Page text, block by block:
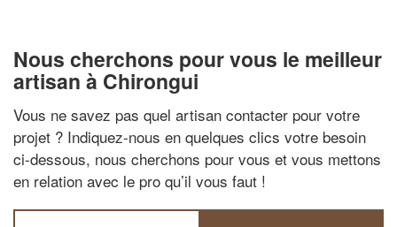
Nous cherchons pour vous le meilleur
artisan à Chirongui
Vous ne savez pas quel artisan contacter pour votre
projet ? Indiquez-nous en quelques clics votre besoin
ci-dessous, nous cherchons pour vous et vous mettons
en relation avec le pro qu’il vous faut !